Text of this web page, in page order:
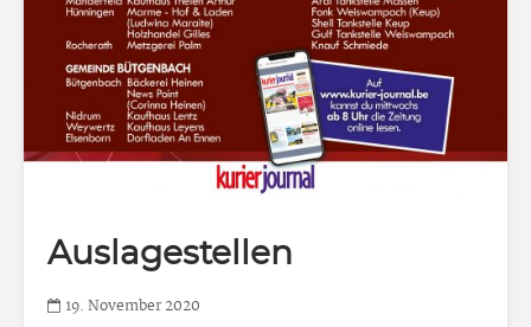
Auslagestellen
19. November 2020